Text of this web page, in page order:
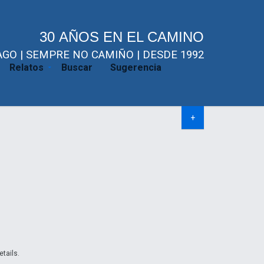
30 AÑOS EN EL CAMINO
| SEMPRE NO CAMIÑO | DESDE 1992
Relatos Buscar Sugerencia
+